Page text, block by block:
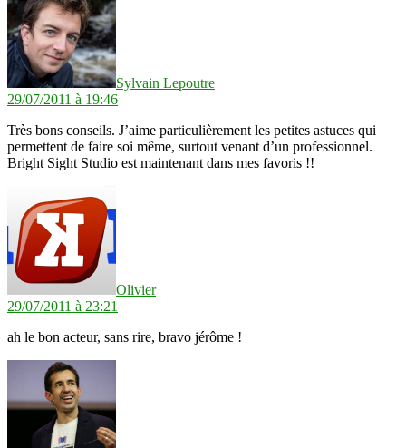
Sylvain Lepoutre
29/07/2011 à 19:46
Très bons conseils. J’aime particulièrement les petites astuces qui
permettent de faire soi même, surtout venant d’un professionnel.
Bright Sight Studio est maintenant dans mes favoris !!
Olivier
29/07/2011 à 23:21
ah le bon acteur, sans rire, bravo jérôme !